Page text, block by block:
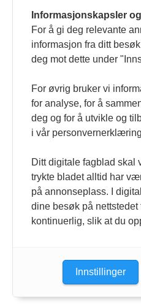
Horeca og
formulert i
Informasjonskapsler
For å gi deg relevante
informasjon fra ditt
deg mot dette under
For øvrig bruker vi
for analyse, for å
deg og for å utvikle og
i vår
Ditt digitale fagblad skal
trykte bladet alltid har
på annonseplass. I
dine besøk på
kontinuerlig, slik at du
Innstillinger